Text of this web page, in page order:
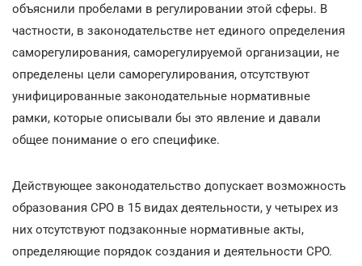
объяснили пробелами в регулировании этой сферы. В
частности, в законодательстве нет единого определения
саморегулирования, саморегулируемой организации, не
определены цели саморегулирования, отсутствуют
унифицированные законодательные нормативные
рамки, которые описывали бы это явление и давали
общее понимание о его специфике.
Действующее законодательство допускает возможность
образования СРО в 15 видах деятельности, у четырех из
них отсутствуют подзаконные нормативные акты,
определяющие порядок создания и деятельности СРО.